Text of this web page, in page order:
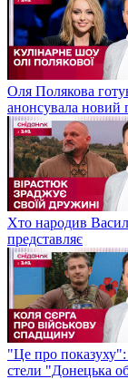
Оля Полякова
анонсувала новий
Хто народив
представляє
"Це про
стели "Донецька